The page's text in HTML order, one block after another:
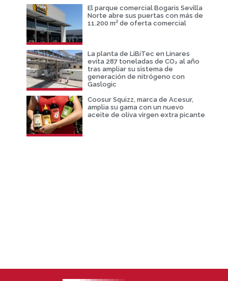
El parque comercial Bogaris Sevilla
Norte abre sus puertas con más de
11.200 m² de oferta comercial
La planta de LiBiTec en Linares
evita 287 toneladas de CO₂ al año
tras ampliar su sistema de
generación de nitrógeno con
Gaslogic
Coosur Squizz, marca de Acesur,
amplia su gama con un nuevo
aceite de oliva virgen extra picante